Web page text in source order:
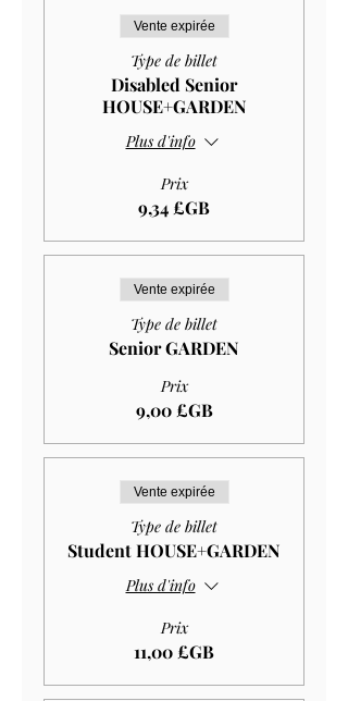
Vente expirée
Type de billet
Disabled Senior
HOUSE+GARDEN
Plus d'info
Prix
9,34 £GB
Vente expirée
Type de billet
Senior GARDEN
Prix
9,00 £GB
Vente expirée
Type de billet
Student HOUSE+GARDEN
Plus d'info
Prix
11,00 £GB